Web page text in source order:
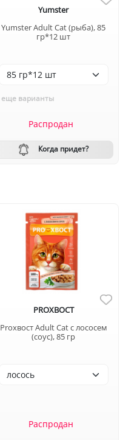
Yumster
Yumster Adult Cat (рыба), 85
гр*12 шт
еще варианты
Распродан
Когда придет?
PROХВОСТ
Proхвост Adult Cat с лососем
(соус), 85 гр
Распродан